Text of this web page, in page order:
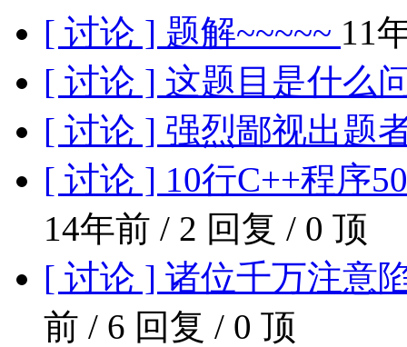
[ 讨论 ] 题解~~~~~ 11
[ 讨论 ] 这题目是什么
[ 讨论 ] 强烈鄙视出题
[ 讨论 ] 10行C++程序
14年前 / 2 回复 / 0 顶
[ 讨论 ] 诸位千万注意
前 / 6 回复 / 0 顶